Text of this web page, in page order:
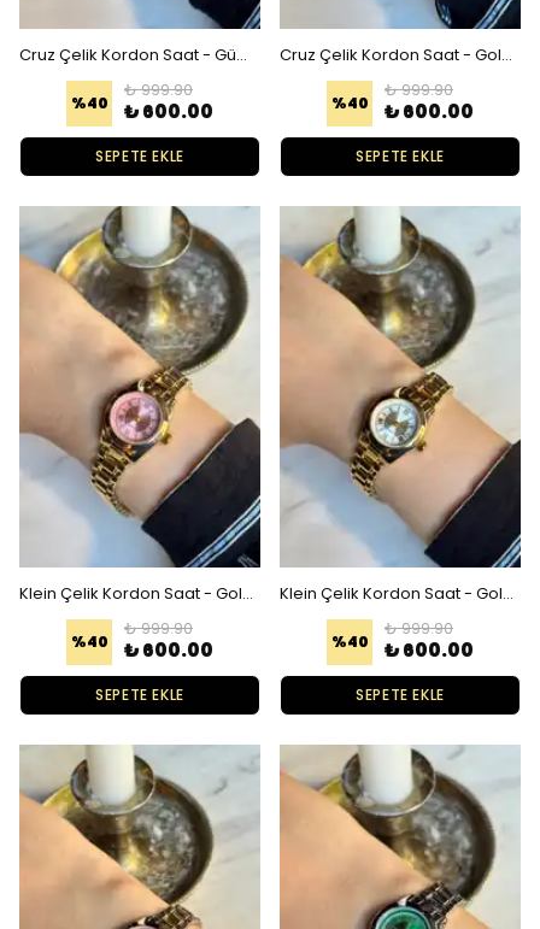
Cruz Çelik Kordon Saat - Gümüş Beyaz
%40
₺ 999.90
₺ 600.00
SEPETE EKLE
Cruz Çelik Kordon Saat - Gold Beyaz
%40
₺ 999.90
₺ 600.00
SEPETE EKLE
Klein Çelik Kordon Saat - Gold Pembe
%40
₺ 999.90
₺ 600.00
SEPETE EKLE
Klein Çelik Kordon Saat - Gold Beyaz
%40
₺ 999.90
₺ 600.00
SEPETE EKLE